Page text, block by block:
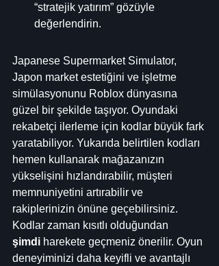
“stratejik yatırım” gözüyle
değerlendirin.
Japanese Supermarket Simulator,
Japon market estetiğini ve işletme
simülasyonunu Roblox dünyasına
güzel bir şekilde taşıyor. Oyundaki
rekabetçi ilerleme için kodlar büyük fark
yaratabiliyor. Yukarıda belirtilen kodları
hemen kullanarak mağazanızın
yükselişini hızlandırabilir, müşteri
memnuniyetini artırabilir ve
rakiplerinizin önüne geçebilirsiniz.
Kodlar zaman kısıtlı olduğundan
şimdi harekete geçmeniz önerilir. Oyun
deneyiminizi daha keyifli ve avantajlı